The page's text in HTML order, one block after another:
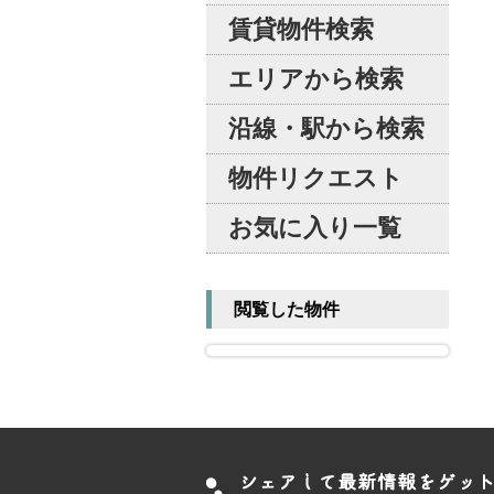
賃貸物件検索
エリアから検索
沿線・駅から検索
物件リクエスト
お気に入り一覧
閲覧した物件